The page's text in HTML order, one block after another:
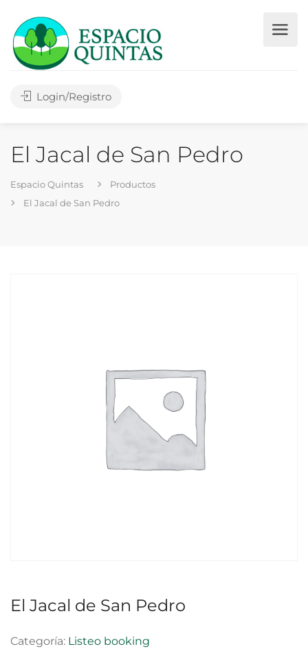
Login/Registro
El Jacal de San Pedro
Espacio Quintas
Productos
El Jacal de San Pedro
El Jacal de San Pedro
Categoría: Listeo booking